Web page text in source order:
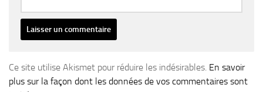
Ce site utilise Akismet pour réduire les indésirables. En savoir
plus sur la façon dont les données de vos commentaires sont